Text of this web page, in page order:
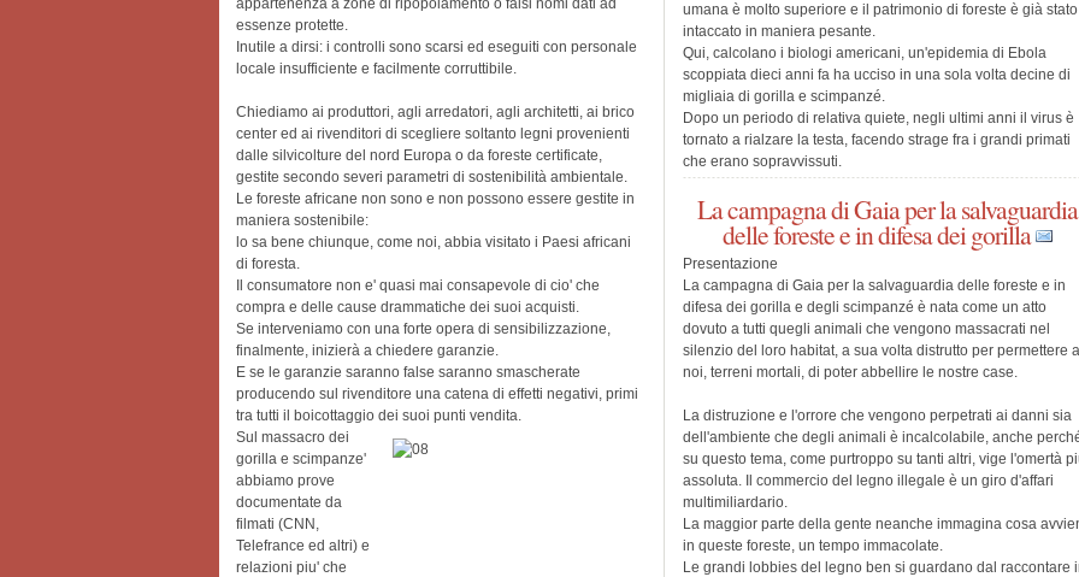
appartenenza a zone di ripopolamento o falsi nomi dati ad
essenze protette.
Inutile a dirsi: i controlli sono scarsi ed eseguiti con personale
locale insufficiente e facilmente corruttibile.
Chiediamo ai produttori, agli arredatori, agli architetti, ai brico
center ed ai rivenditori di scegliere soltanto legni provenienti
dalle silvicolture del nord Europa o da foreste certificate,
gestite secondo severi parametri di sostenibilità ambientale.
Le foreste africane non sono e non possono essere gestite in
maniera sostenibile:
lo sa bene chiunque, come noi, abbia visitato i Paesi africani
di foresta.
Il consumatore non e' quasi mai consapevole di cio' che
compra e delle cause drammatiche dei suoi acquisti.
Se interveniamo con una forte opera di sensibilizzazione,
finalmente, inizierà a chiedere garanzie.
E se le garanzie saranno false saranno smascherate
producendo sul rivenditore una catena di effetti negativi, primi
tra tutti il boicottaggio dei suoi punti vendita.
Sul massacro dei
gorilla e scimpanze'
abbiamo prove
documentate da
filmati (CNN,
Telefrance ed altri) e
relazioni piu' che
umana è molto superiore e il patrimonio di foreste è già stato
intaccato in maniera pesante.
Qui, calcolano i biologi americani, un'epidemia di Ebola
scoppiata dieci anni fa ha ucciso in una sola volta decine di
migliaia di gorilla e scimpanzé.
Dopo un periodo di relativa quiete, negli ultimi anni il virus è
tornato a rialzare la testa, facendo strage fra i grandi primati
che erano sopravvissuti.
La campagna di Gaia per la salvaguardia
delle foreste e in difesa dei gorilla
Presentazione
La campagna di Gaia per la salvaguardia delle foreste e in
difesa dei gorilla e degli scimpanzé è nata come un atto
dovuto a tutti quegli animali che vengono massacrati nel
silenzio del loro habitat, a sua volta distrutto per permettere a
noi, terreni mortali, di poter abbellire le nostre case.
La distruzione e l'orrore che vengono perpetrati ai danni sia
dell'ambiente che degli animali è incalcolabile, anche
su questo tema, come purtroppo su tanti altri, vige l'omertà
assoluta. Il commercio del legno illegale è un giro d'affari
multimiliardario.
La maggior parte della gente neanche immagina cosa
in queste foreste, un tempo immacolate.
Le grandi lobbies del legno ben si guardano dal raccontare